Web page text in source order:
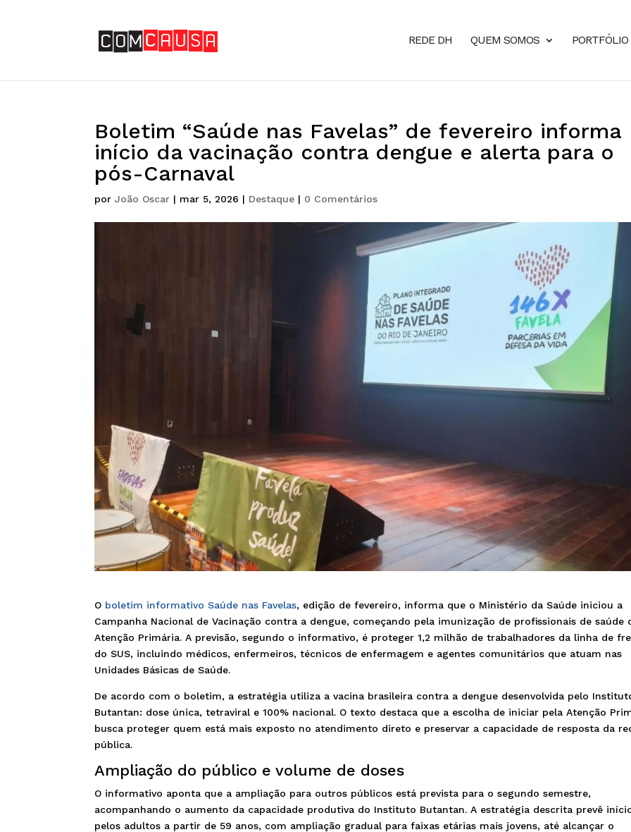
REDE DH QUEM SOMOS PORTFÓLIO
Boletim “Saúde nas Favelas” de fevereiro informa
início da vacinação contra dengue e alerta para o
pós-Carnaval
porJoão Oscar | mar 5, 2026 | Destaque | 0 Comentários
O boletim informativo Saúde nas Favelas, edição de fevereiro, informa que o Ministério da Saúde iniciou a
Campanha Nacional de Vacinação contra a dengue, começando pela imunização de profissionais de saúde
Atenção Primária. A previsão, segundo o informativo, é proteger 1,2 milhão de trabalhadores da linha de
do SUS, incluindo médicos, enfermeiros, técnicos de enfermagem e agentes comunitários que atuam nas
Unidades Básicas de Saúde.
De acordo com o boletim, a estratégia utiliza a vacina brasileira contra a dengue desenvolvida pelo
Butantan: dose única, tetraviral e 100% nacional. O texto destaca que a escolha de iniciar pela Atenção
busca proteger quem está mais exposto no atendimento direto e preservar a capacidade de resposta da
pública.
Ampliação do público e volume de doses
O informativo aponta que a ampliação para outros públicos está prevista para o segundo semestre,
acompanhando o aumento da capacidade produtiva do Instituto Butantan. A estratégia descrita prevê
pelos adultos a partir de 59 anos, com ampliação gradual para faixas etárias mais jovens, até alcançar o